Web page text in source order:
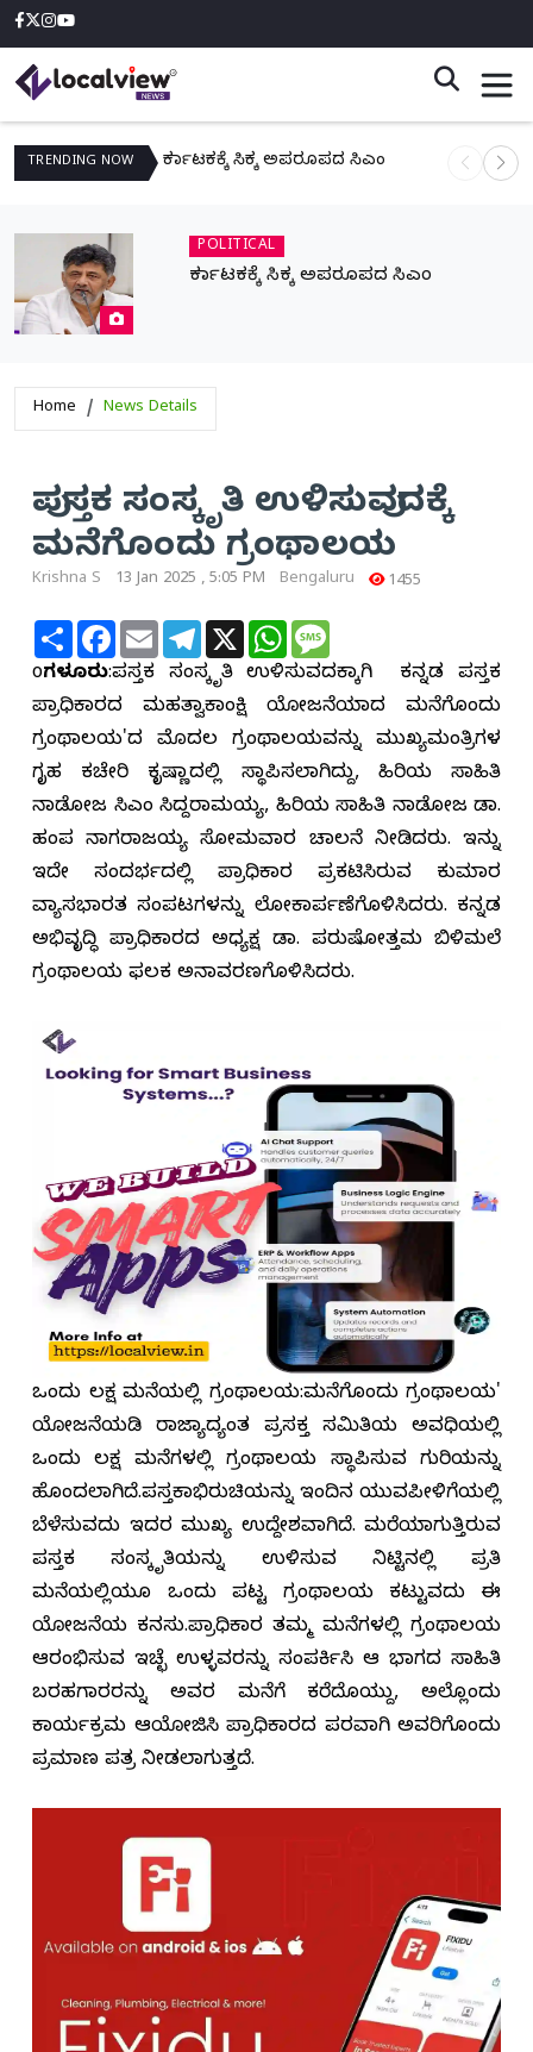
TRENDING NOW ಕರ್ನಾಟಕಕ್ಕೆ ಸಿಕ್ಕ ಅಪರೂಪದ ಸಿಎಂ ನಾಳೆ
POLITICAL
ಕರ್ನಾಟಕಕ್ಕೆ ಸಿಕ್ಕ ಅಪರೂಪದ ಸಿಎಂ
Home News Details
ಪುಸ್ತಕ ಸಂಸ್ಕೃತಿ ಉಳಿಸುವುದಕ್ಕೆ
ಮನೆಗೊಂದು ಗ್ರಂಥಾಲಯ
Krishna S 13 Jan 2025 , 5:05 PM Bengaluru 1455
ShareFacebook
Email Telegram
X WhatsApp
ಬೆoಗಳೂರು:ಪುಸ್ತಕ ಸಂಸ್ಕೃತಿ ಉಳಿಸುವುದಕ್ಕಾಗಿ ಕನ್ನಡ ಪುಸ್ತಕ
ಪ್ರಾಧಿಕಾರದ ಮಹತ್ವಾಕಾಂಕ್ಷಿ ಯೋಜನೆಯಾದ ಮನೆಗೊಂದು
ಗ್ರಂಥಾಲಯ'ದ ಮೊದಲ ಗ್ರಂಥಾಲಯವನ್ನು ಮುಖ್ಯಮಂತ್ರಿಗಳ
ಗೃಹ ಕಚೇರಿ ಕೃಷ್ಣಾದಲ್ಲಿ ಸ್ಥಾಪಿಸಲಾಗಿದ್ದು, ಹಿರಿಯ ಸಾಹಿತಿ
ನಾಡೋಜ ಸಿಎಂ ಸಿದ್ದರಾಮಯ್ಯ, ಹಿರಿಯ ಸಾಹಿತಿ ನಾಡೋಜ ಡಾ.
ಹಂಪ ನಾಗರಾಜಯ್ಯ ಸೋಮವಾರ ಚಾಲನೆ ನೀಡಿದರು. ಇನ್ನು
ಇದೇ ಸಂದರ್ಭದಲ್ಲಿ ಪ್ರಾಧಿಕಾರ ಪ್ರಕಟಿಸಿರುವ ಕುಮಾರ
ವ್ಯಾಸಭಾರತ ಸಂಪುಟಗಳನ್ನು ಲೋಕಾರ್ಪಣೆಗೊಳಿಸಿದರು. ಕನ್ನಡ
ಅಭಿವೃದ್ಧಿ ಪ್ರಾಧಿಕಾರದ ಅಧ್ಯಕ್ಷ ಡಾ. ಪುರುಷೋತ್ತಮ ಬಿಳಿಮಲೆ
ಗ್ರಂಥಾಲಯ ಫಲಕ ಅನಾವರಣಗೊಳಿಸಿದರು.
ಒಂದು ಲಕ್ಷ ಮನೆಯಲ್ಲಿ ಗ್ರಂಥಾಲಯ:ಮನೆಗೊಂದು ಗ್ರಂಥಾಲಯ'
ಯೋಜನೆಯಡಿ ರಾಜ್ಯಾದ್ಯಂತ ಪ್ರಸಕ್ತ ಸಮಿತಿಯ ಅವಧಿಯಲ್ಲಿ
ಒಂದು ಲಕ್ಷ ಮನೆಗಳಲ್ಲಿ ಗ್ರಂಥಾಲಯ ಸ್ಥಾಪಿಸುವ ಗುರಿಯನ್ನು
ಹೊಂದಲಾಗಿದೆ.ಪುಸ್ತಕಾಭಿರುಚಿಯನ್ನು ಇಂದಿನ ಯುವಪೀಳಿಗೆಯಲ್ಲಿ
ಬೆಳೆಸುವುದು ಇದರ ಮುಖ್ಯ ಉದ್ದೇಶವಾಗಿದೆ. ಮರೆಯಾಗುತ್ತಿರುವ
ಪುಸ್ತಕ ಸಂಸ್ಕೃತಿಯನ್ನು ಉಳಿಸುವ ನಿಟ್ಟಿನಲ್ಲಿ ಪ್ರತಿ
ಮನೆಯಲ್ಲಿಯೂ ಒಂದು ಪುಟ್ಟ ಗ್ರಂಥಾಲಯ ಕಟ್ಟುವುದು ಈ
ಯೋಜನೆಯ ಕನಸು.ಪ್ರಾಧಿಕಾರ ತಮ್ಮ ಮನೆಗಳಲ್ಲಿ ಗ್ರಂಥಾಲಯ
ಆರಂಭಿಸುವ ಇಚ್ಛೆ ಉಳ್ಳವರನ್ನು ಸಂಪರ್ಕಿಸಿ ಆ ಭಾಗದ ಸಾಹಿತಿ
ಬರಹಗಾರರನ್ನು ಅವರ ಮನೆಗೆ ಕರೆದೊಯ್ದು, ಅಲ್ಲೊಂದು
ಕಾರ್ಯಕ್ರಮ ಆಯೋಜಿಸಿ ಪ್ರಾಧಿಕಾರದ ಪರವಾಗಿ ಅವರಿಗೊಂದು
ಪ್ರಮಾಣ ಪತ್ರ ನೀಡಲಾಗುತ್ತದೆ.